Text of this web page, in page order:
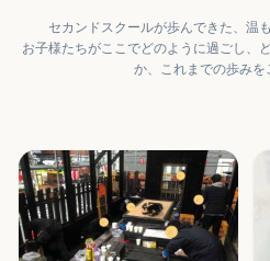
セカンドスクールが歩んできた、温
お子様たちがここでどのように過ごし、
か、これまでの歩みを